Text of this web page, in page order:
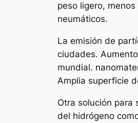
peso ligero,
neumáticos.
La emisión de
ciudades.
mundial.
Amplia superficie
Otra solución para
del hidrógeno